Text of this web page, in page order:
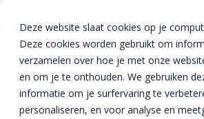
Deze website slaat cookies op je
Deze cookies worden gebruikt om
verzamelen over hoe je met onze
en om je te onthouden. We gebruiken
informatie om je surfervaring te
personaliseren, en voor analyse en
Producten
Home » Nieuws » Veiligheidsbrochures voor